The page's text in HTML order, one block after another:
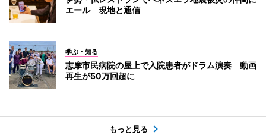
エール 現地と通信
学ぶ・知る
志摩市民病院の屋上で入院患者がドラム演奏 動画
再生が50万回超に
もっと見る